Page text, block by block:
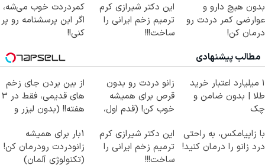
بدون هیچ دارو و
عوارضی کمر دردت رو
درمان کن!
این دکتر شیرازی کرم
ترمیم زخم ایرانی را
ساخت!!!
کمردردت خوب می‌شه،
اگر این پرسشنامه رو پر
کنی!!
مطالب پیشنهادی
۱ میلیارد اعتبار خرید
طلا | بدون ضامن و
چک
زانو دردت رو بدون
قرص برای همیشه
خوب کن! (قدم اول،
از بین بردن جای زخم
های قدیمی، فقط در 3
هفته!! (بدون لیزر و
با زاپیامکس، به راحتی
درد زانو را درمان کنید!
این دکتر شیرازی کرم
ترمیم زخم ایرانی را
ساخت!!!
1بار برای همیشه
زانودردت رودرمان کن!
(تکنولوژی آلمان)